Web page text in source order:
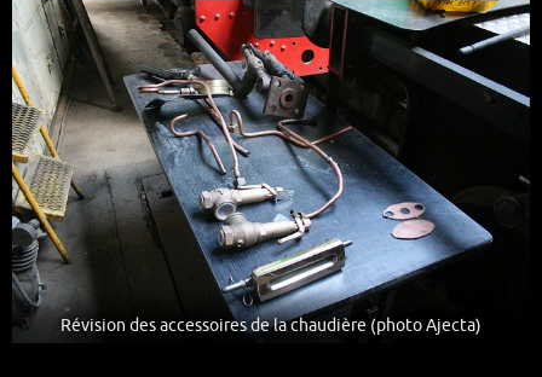
Révision des accessoires de la chaudière (photo Ajecta)